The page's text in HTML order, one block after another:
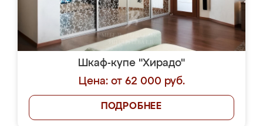
Шкаф-купе "Хирадо"
Цена: от 62 000 руб.
ПОДРОБНЕЕ